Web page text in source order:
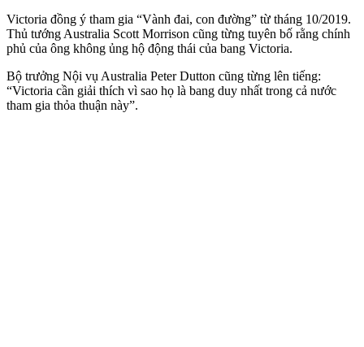
Victoria đồng ý tham gia “Vành đai, con đường” từ tháng 10/2019.
Thủ tướng Australia Scott Morrison cũng từng tuyên bố rằng chính
phủ của ông không ủng hộ động thái của bang Victoria.
Bộ trưởng Nội vụ Australia Peter Dutton cũng từng lên tiếng:
“Victoria cần giải thích vì sao họ là bang duy nhất trong cả nước
tham gia thỏa thuận này”.